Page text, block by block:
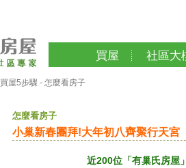
買屋 社區大
買屋5步驟 - 怎麼看房子
怎麼看房子
小巢新春團拜!大年初八齊聚行天宮
近200位「有巢氏房屋